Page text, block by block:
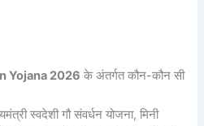
Yojana 2026 के अंतर्गत कौन-कौन सी
स्वदेशी गौ संवर्धन योजना, मिनी